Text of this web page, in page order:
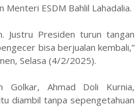
ESDM Bahlil Lahadalia.
Justru Presiden turun tangan
bisa berjualan kembali,”
Selasa (4/2/2025).
Golkar, Ahmad Doli Kurnia,
diambil tanpa sepengetahuan